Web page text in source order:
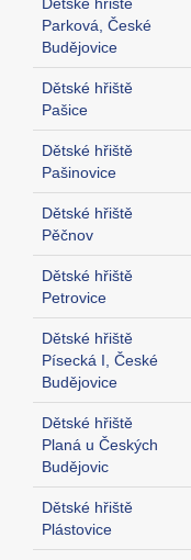
Dětské hřiště
Parková, České
Budějovice
Dětské hřiště
Pašice
Dětské hřiště
Pašinovice
Dětské hřiště
Pěčnov
Dětské hřiště
Petrovice
Dětské hřiště
Písecká I, České
Budějovice
Dětské hřiště
Planá u Českých
Budějovic
Dětské hřiště
Plástovice